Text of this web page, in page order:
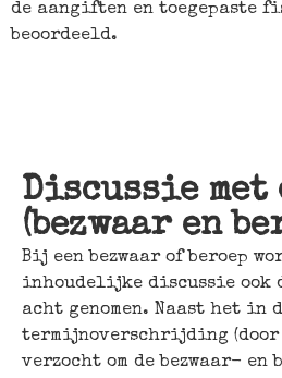
de aangiften en toegepaste
beoordeeld.
Discussie
(bezwaar en
Bij een bezwaar of beroep
inhoudelijke discussie ook
acht genomen. Naast het in
termijnoverschrijding (door
verzocht om de bezwaar- en